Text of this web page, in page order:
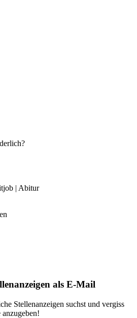
| Abitur
als E-Mail
Stellenanzeigen suchst und vergiss